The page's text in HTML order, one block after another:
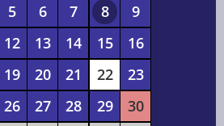
5 6 7 8
9
12 13 14 15
16
19 20 21 22
23
26 27 28 29
30